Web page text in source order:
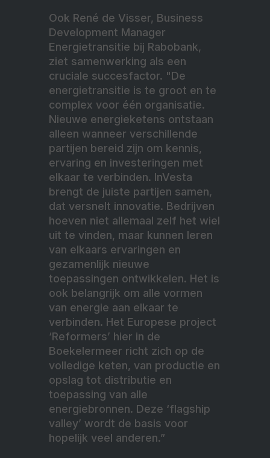
Ook René de Visser, Business
Development Manager
Energietransitie bij Rabobank,
ziet samenwerking als een
cruciale succesfactor. "De
energietransitie is te groot en te
complex voor één organisatie.
Nieuwe energieketens ontstaan
alleen wanneer verschillende
partijen bereid zijn om kennis,
ervaring en investeringen met
elkaar te verbinden. InVesta
brengt de juiste partijen samen,
dat versnelt innovatie. Bedrijven
hoeven niet allemaal zelf het wiel
uit te vinden, maar kunnen leren
van elkaars ervaringen en
gezamenlijk nieuwe
toepassingen ontwikkelen. Het is
ook belangrijk om alle vormen
van energie aan elkaar te
verbinden. Het Europese project
‘Reformers’ hier in de
Boekelermeer richt zich op de
volledige keten, van productie en
opslag tot distributie en
toepassing van alle
energiebronnen. Deze ‘flagship
valley’ wordt de basis voor
hopelijk veel anderen.”